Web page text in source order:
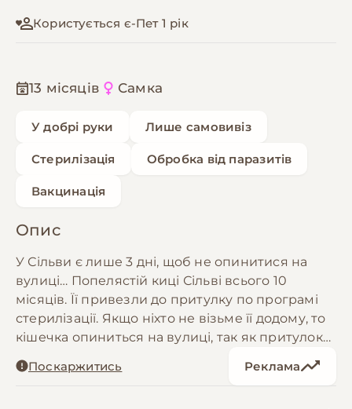
Користується є-Пет 1 рік
13 місяців Самка
У добрі руки Лише самовивіз
Стерилізація Обробка від паразитів
Вакцинація
Опис
У Сільви є лише 3 дні, щоб не опинитися на
вулиці… Попелястій киці Сільві всього 10
місяців. Її привезли до притулку по програмі
стерилізації. Якщо ніхто не візьме її додому, то
кішечка опиниться на вулиці, так як притулок
зовсім молода, ніжна дівчинка, яка дуже хоче
Поскаржитись Реклама